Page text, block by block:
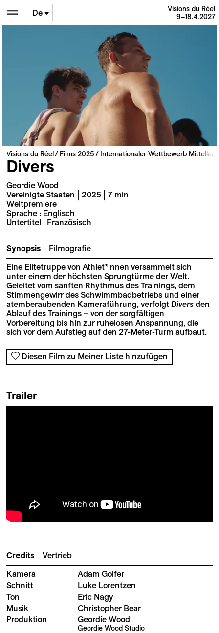
De
Visions du Réel
9–18.4.2027
Visions du Réel Films 2025 Internationaler Wettbewerb
Divers
Geordie Wood
Vereinigte Staaten | 2025 | 7 min
Weltpremiere
Sprache : Englisch
Untertitel : Französisch
Synopsis Filmografie
Eine Elitetruppe von Athlet*innen versammelt sich
unter einem der höchsten Sprungtürme der Welt.
Geleitet vom sanften Rhythmus des Trainings, dem
Stimmengewirr des Schwimmbadbetriebs und einer
atemberaubenden Kameraführung, verfolgt Diversden
Ablauf des Trainings – von der sorgfältigen
Vorbereitung bis hin zur ruhelosen Anspannung, die
sich vor dem Aufstieg auf den 27-Meter-Turm aufbaut.
Diesen Film zu Meiner Liste hinzufügen
Trailer
Credits Vertrieb
Kamera
Adam Golfer
Schnitt
Luke Lorentzen
Ton
Eric Nagy
Musik
Christopher Bear
Produktion
Geordie Wood
Geordie Wood Studio